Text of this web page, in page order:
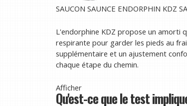
SAUCON SAUNCE ENDORPHIN KDZ
L'endorphine KDZ propose un amorti
respirante pour garder les pieds au
supplémentaire et un ajustement
chaque étape du chemin.
Afficher
Qu'est-ce que le test